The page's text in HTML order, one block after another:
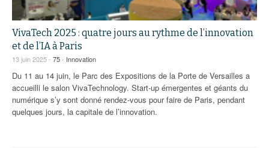
VivaTech 2025 : quatre jours au rythme de l’innovation
et de l’IA à Paris
13 juin 2025 - 75- Innovation
Du 11 au 14 juin, le Parc des Expositions de la Porte de Versailles a
accueilli le salon VivaTechnology. Start-up émergentes et géants du
numérique s’y sont donné rendez-vous pour faire de Paris, pendant
quelques jours, la capitale de l’innovation.